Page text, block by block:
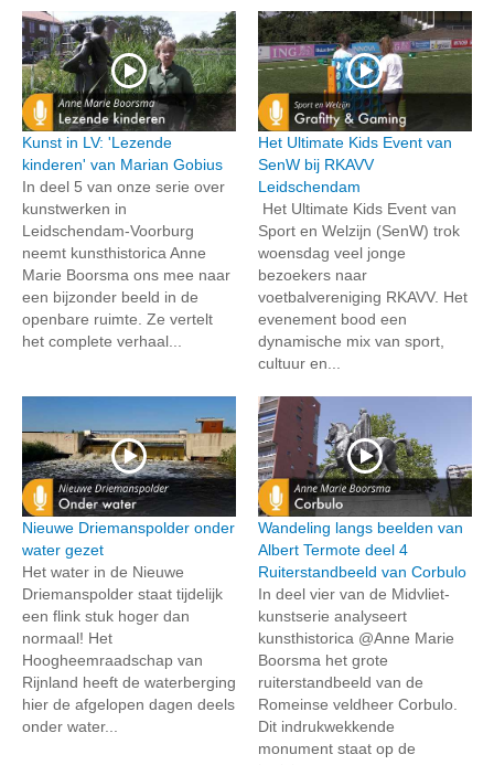
Kunst in LV: 'Lezende
kinderen' van Marian Gobius
In deel 5 van onze serie over
kunstwerken in
Leidschendam-Voorburg
neemt kunsthistorica Anne
Marie Boorsma ons mee naar
een bijzonder beeld in de
openbare ruimte. Ze vertelt
het complete verhaal...
Het Ultimate Kids Event van
SenW bij RKAVV
Leidschendam
Het Ultimate Kids Event van
Sport en Welzijn (SenW) trok
woensdag veel jonge
bezoekers naar
voetbalvereniging RKAVV. Het
evenement bood een
dynamische mix van sport,
cultuur en...
Nieuwe Driemanspolder onder
water gezet
Het water in de Nieuwe
Driemanspolder staat tijdelijk
een flink stuk hoger dan
normaal! Het
Hoogheemraadschap van
Rijnland heeft de waterberging
hier de afgelopen dagen deels
onder water...
Wandeling langs beelden van
Albert Termote deel 4
Ruiterstandbeeld van Corbulo
In deel vier van de Midvliet-
kunstserie analyseert
kunsthistorica @Anne Marie
Boorsma het grote
ruiterstandbeeld van de
Romeinse veldheer Corbulo.
Dit indrukwekkende
monument staat op de